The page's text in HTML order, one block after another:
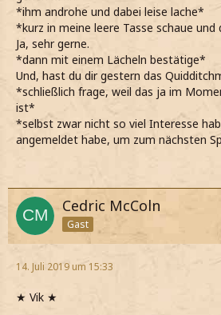
*ihm androhe und dabei leise lache*
*kurz in meine leere Tasse schaue und
Ja, sehr gerne.
*dann mit einem Lächeln bestätige*
Und, hast du dir gestern das
*schließlich frage, weil das ja im
ist*
*selbst zwar nicht so viel Interesse
angemeldet habe, um zum nächsten
Cedric McColn
Gast
14. Juli 2019 um 15:33
★ Vik ★